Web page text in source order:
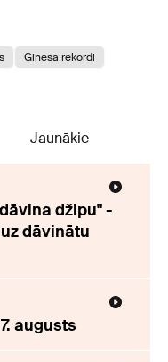
Ginesa rekordi
Jaunākie
džipu" -
dāvinātu
augusts